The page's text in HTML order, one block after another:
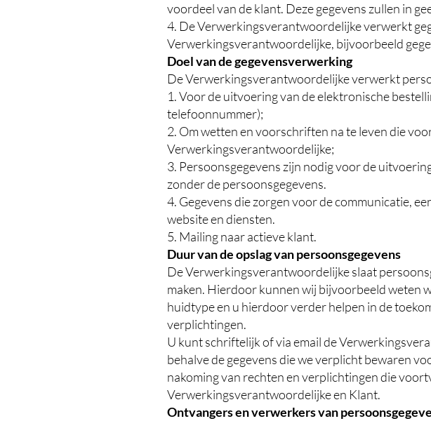
voordeel van de klant. Deze gegevens zullen in
4. De Verwerkingsverantwoordelijke verwerkt
Verwerkingsverantwoordelijke, bijvoorbeeld
Doel van de gegevensverwerking
De Verwerkingsverantwoordelijke verwerkt
1. Voor de uitvoering van de elektronische
telefoonnummer);
2. Om wetten en voorschriften na te leven die
Verwerkingsverantwoordelijke;
3. Persoonsgegevens zijn nodig voor de
zonder de persoonsgegevens.
4. Gegevens die zorgen voor de communicatie,
website en diensten.
5. Mailing naar actieve klant.
Duur van de opslag van persoonsgegevens
De Verwerkingsverantwoordelijke slaat
maken. Hierdoor kunnen wij bijvoorbeeld weten
huidtype en u hierdoor verder helpen in de
verplichtingen.
U kunt schriftelijk of via email de
behalve de gegevens die we verplicht bewaren
nakoming van rechten en verplichtingen die
Verwerkingsverantwoordelijke en Klant.
Ontvangers en verwerkers van